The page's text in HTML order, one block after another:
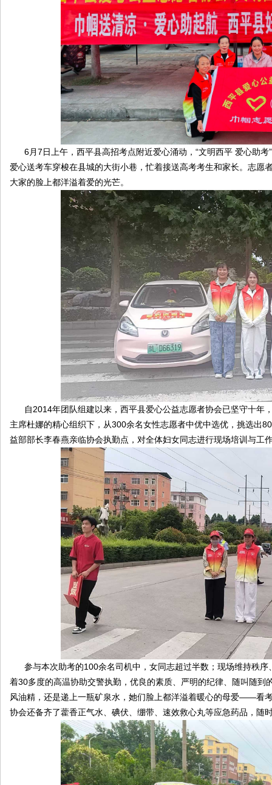
6月7日上午，西平县高招考点附近爱心涌动，“文明西平 爱心助考
爱心送考车穿梭在县城的大街小巷，忙着接送高考考生和家长。志愿
大家的脸上都洋溢着爱的光芒。
自2014年团队组建以来，西平县爱心公益志愿者协会已坚守十年
主席杜娜的精心组织下，从300余名女性志愿者中优中选优，挑选出
益部部长李春燕亲临协会执勤点，对全体妇女同志进行现场培训与工
参与本次助考的100余名司机中，女同志超过半数；现场维持秩序
着30多度的高温协助交警执勤，优良的素质、严明的纪律、随叫随
风油精，还是递上一瓶矿泉水，她们脸上都洋溢着暖心的母爱——看
协会还备齐了藿香正气水、碘伏、绷带、速效救心丸等应急药品，随